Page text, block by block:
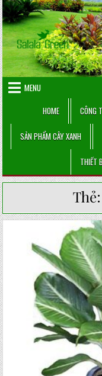
Skip
to
content
MENU
HOME
CÔNG
SẢN PHẨM CÂY XANH
THIẾT
Thẻ: